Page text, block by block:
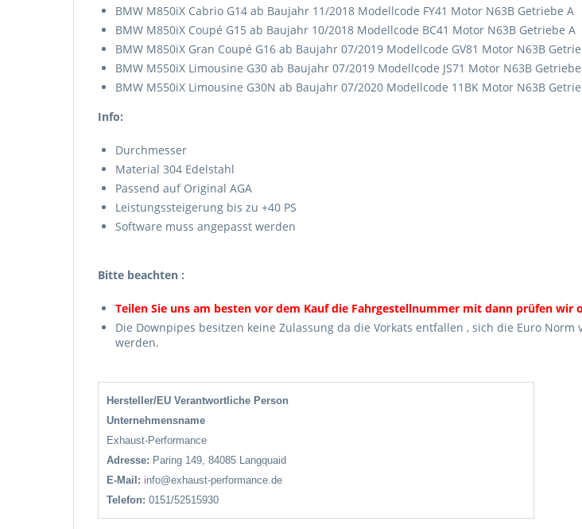
BMW M850iX Cabrio G14 ab Baujahr 11/2018 Modellcode FY41 Motor N63B Getriebe A
BMW M850iX Coupé G15 ab Baujahr 10/2018 Modellcode BC41 Motor N63B Getriebe A
BMW M850iX Gran Coupé G16 ab Baujahr 07/2019 Modellcode GV81 Motor N63B
BMW M550iX Limousine G30 ab Baujahr 07/2019 Modellcode JS71 Motor N63B
BMW M550iX Limousine G30N ab Baujahr 07/2020 Modellcode 11BK Motor N63B
Info:
Durchmesser
Material 304 Edelstahl
Passend auf Original AGA
Leistungssteigerung bis zu +40 PS
Software muss angepasst werden
Bitte beachten :
Teilen Sie uns am besten vor dem Kauf die Fahrgestellnummer mit dann prüfen
Die Downpipes besitzen keine Zulassung da die Vorkats entfallen , sich die Euro
werden.
Hersteller/EU Verantwortliche Person
Unternehmensname
Exhaust-Performance
Adresse: Paring 149, 84085 Langquaid
E-Mail: info@exhaust-performance.de
Telefon: 0151/52515930